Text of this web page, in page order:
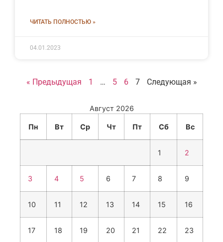
ЧИТАТЬ ПОЛНОСТЬЮ »
04.01.2023
« Предыдущая 1 … 5 6 7 Следующая »
Август 2026
Пн Вт Ср Чт Пт Сб Вс
1 2
3 4 5 6 7 8 9
10 11 12 13 14 15 16
17 18 19 20 21 22 23